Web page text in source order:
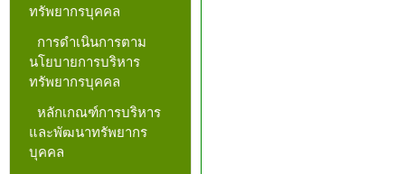
ทรัพยากรบุคคล
การดำเนินการตาม
นโยบายการบริหาร
ทรัพยากรบุคคล
หลักเกณฑ์การบริหาร
และพัฒนาทรัพยากร
บุคคล